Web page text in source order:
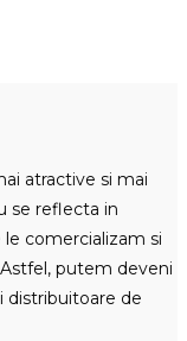
atractive si mai
se reflecta in
comercializam si
putem deveni
distribuitoare de